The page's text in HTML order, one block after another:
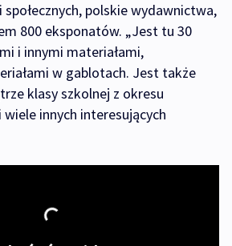
polskie wydawnictwa,
800 eksponatów. „Jest tu 30
i innymi materiałami,
w gablotach. Jest także
klasy szkolnej z okresu
innych interesujących